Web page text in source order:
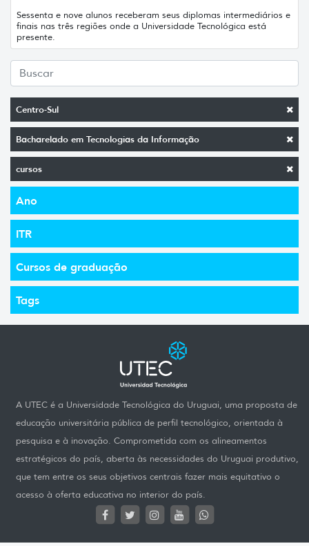
Centro-Sul
Bacharelado em Tecnologias da Informação
cursos
Ano
ITR
Cursos de graduação
Tags
Sessenta e nove alunos receberam seus diplomas intermediários e
finais nas três regiões onde a Universidade Tecnológica está
presente.
A UTEC é a Universidade Tecnológica do Uruguai, uma proposta de
educação universitária pública de perfil tecnológico, orientada à
pesquisa e à inovação. Comprometida com os alineamentos
estratégicos do país, aberta às necessidades do Uruguai produtivo,
que tem entre os seus objetivos centrais fazer mais equitativo o
acesso à oferta educativa no interior do país.